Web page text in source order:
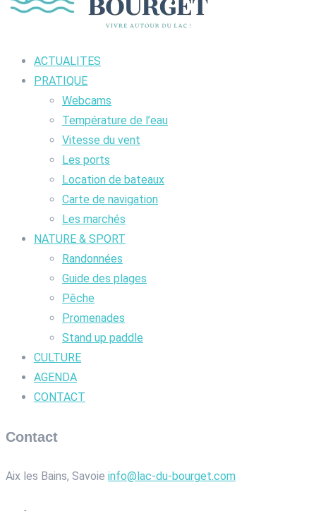
ACTUALITES
PRATIQUE
Webcams
Température de l’eau
Vitesse du vent
Les ports
Location de bateaux
Carte de navigation
Les marchés
NATURE & SPORT
Randonnées
Guide des plages
Pêche
Promenades
Stand up paddle
CULTURE
AGENDA
CONTACT
Contact
Aix les Bains, Savoie info@lac-du-bourget.com